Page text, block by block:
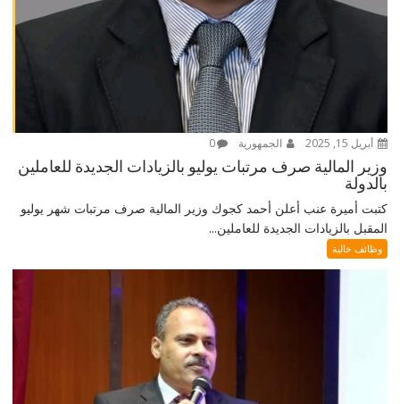
أبريل 15, 2025 الجمهورية 0
وزير المالية صرف مرتبات يوليو بالزيادات الجديدة للعاملين
بالدولة
كتبت أميرة عنب أعلن أحمد كجوك وزير المالية صرف مرتبات شهر يوليو
المقبل بالزيادات الجديدة للعاملين...
وظائف خالية